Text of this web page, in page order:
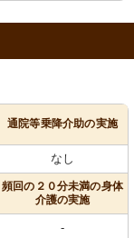
通院等乗降介助の実施
なし
頻回の２０分未満の身体
介護の実施
-